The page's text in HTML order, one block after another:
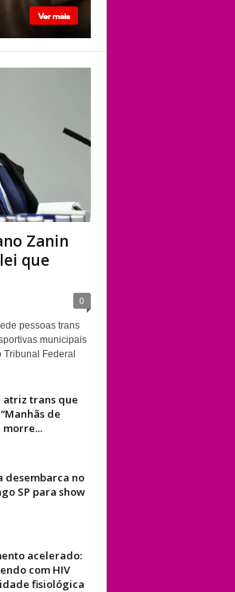
lei
atletas
em
de
Zanin
que
0
pessoas trans
municipais
Tribunal Federal
atriz trans que
de
morre...
desembarca no
SP para show
acelerado:
com HIV
fisiológica